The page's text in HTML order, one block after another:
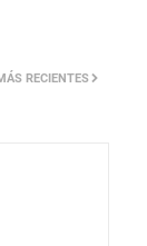
RECIENTES